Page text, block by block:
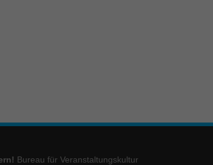
Bureau für Veranstaltungskultur